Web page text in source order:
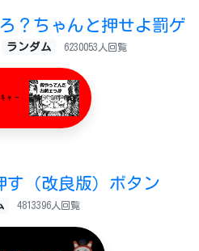
？ちゃんと押せよ罰ゲ
ランダム 6230053人回覧
ｬｰ
す（改良版）ボタン
4813396人回覧